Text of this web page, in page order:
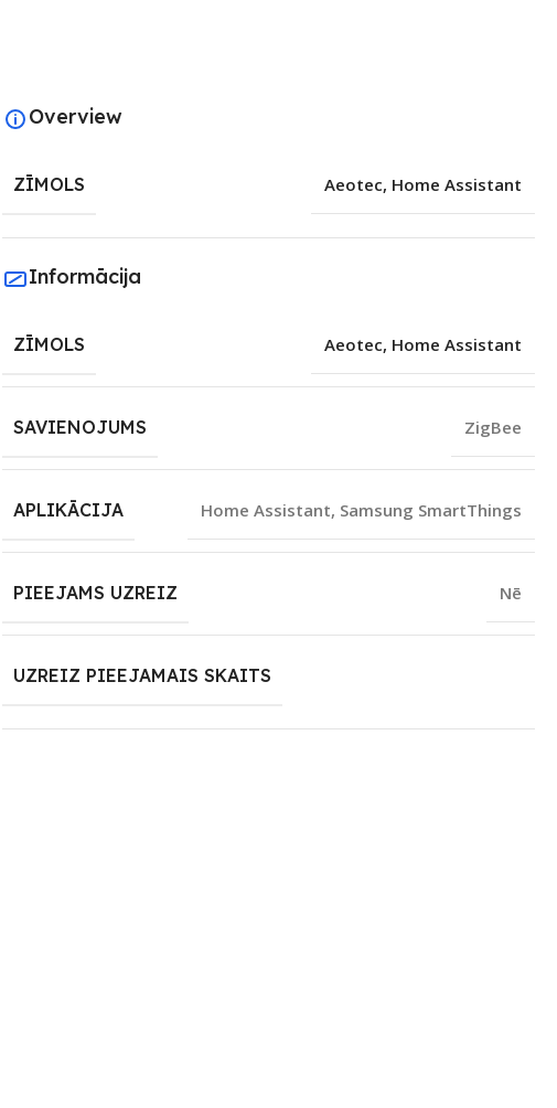
Overview
ZĪMOLS Aeotec, Home Assistant
Informācija
ZĪMOLS Aeotec, Home Assistant
SAVIENOJUMS ZigBee
APLIKĀCIJA Home Assistant, Samsung SmartThings
PIEEJAMS UZREIZ Nē
UZREIZ PIEEJAMAIS SKAITS